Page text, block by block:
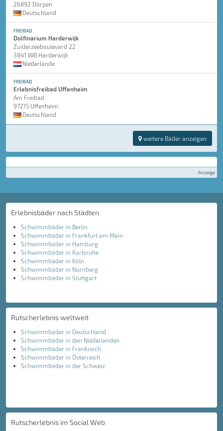
26892 Dörpen
Deutschland
FREIBAD
Dolfinarium Harderwijk
Zuiderzeeboulevard 22
3841 WB Harderwijk
Niederlande
FREIBAD
Erlebnisfreibad Uffenheim
Am Freibad
97215 Uffenheim
Deutschland
weitere Bäder anzeigen
Anzeige
Erlebnisbäder nach Städten
Schwimmbäder in Berlin
Schwimmbäder in Frankfurt am Main
Schwimmbäder in Hamburg
Schwimmbäder in Karlsruhe
Schwimmbäder in Köln
Schwimmbäder in Nürnberg
Schwimmbäder in Stuttgart
Rutscherlebnis weltweit
Schwimmbäder in Deutschland
Schwimmbäder in den Niederlanden
Schwimmbäder in Frankreich
Schwimmbäder in Österreich
Schwimmbäder in der Schweiz
Rutscherlebnis im Social Web